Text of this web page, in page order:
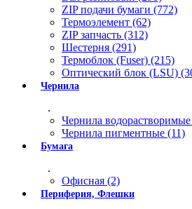
ZIP подачи бумаги (772)
Термоэлемент (62)
ZIP запчасть (312)
Шестерня (291)
Термоблок (Fuser) (215)
Оптический блок (LSU)
Чернила
.
Чернила
Чернила пигментные (11)
Бумага
.
Офисная (2)
Периферия, Флешки